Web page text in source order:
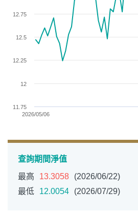
2026/05/06
11.75
12
12.25
12.5
12.75
查詢期間淨值
最高
13.3058
(2026/06/22)
最低
12.0054 (2026/07/29)